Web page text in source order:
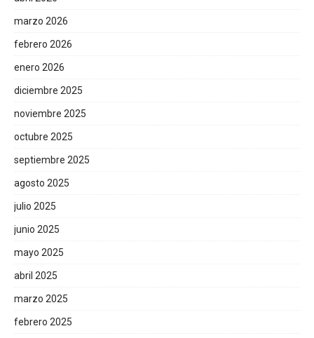
marzo 2026
febrero 2026
enero 2026
diciembre 2025
noviembre 2025
octubre 2025
septiembre 2025
agosto 2025
julio 2025
junio 2025
mayo 2025
abril 2025
marzo 2025
febrero 2025